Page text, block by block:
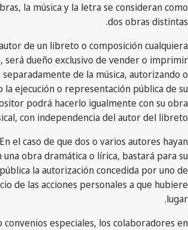
la música y la letra se consideran como
dos obras distintas.
de un libreto o composición cualquiera
será dueño exclusivo de vender o imprimir
de la música, autorizando o
ejecución o representación pública de su
podrá hacerlo igualmente con su obra
con independencia del autor del libreto.
el caso de que dos o varios autores hayan
una obra dramática o lírica, bastará para su
la autorización concedida por uno de
de las acciones personales a que hubiere
lugar.
convenios especiales, los colaboradores en